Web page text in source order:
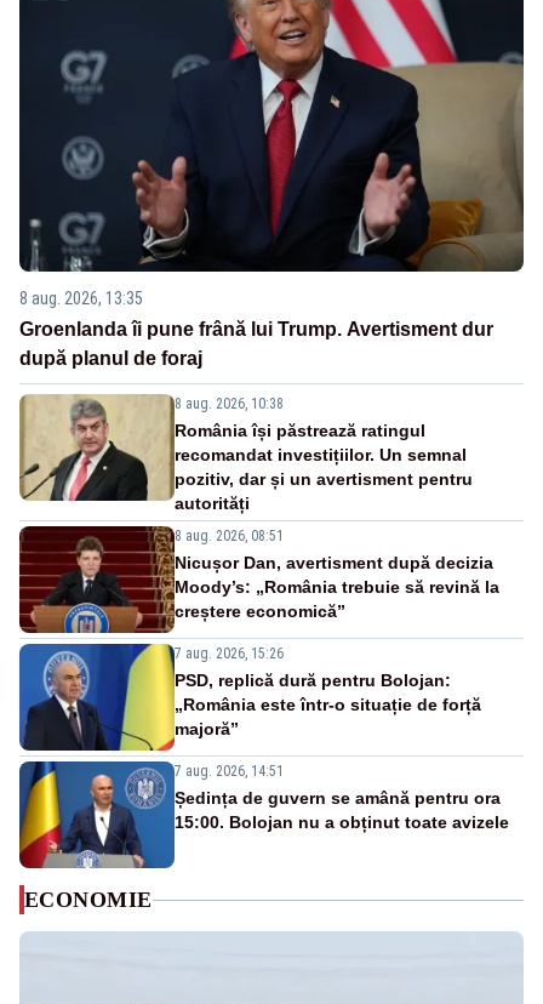
8 aug. 2026, 13:35
Groenlanda îi pune frână lui Trump. Avertisment dur
după planul de foraj
8 aug. 2026, 10:38
România își păstrează ratingul
recomandat investițiilor. Un semnal
pozitiv, dar și un avertisment pentru
autorități
8 aug. 2026, 08:51
Nicușor Dan, avertisment după decizia
Moody’s: „România trebuie să revină la
creștere economică”
7 aug. 2026, 15:26
PSD, replică dură pentru Bolojan:
„România este într-o situație de forță
majoră”
7 aug. 2026, 14:51
Ședința de guvern se amână pentru ora
15:00. Bolojan nu a obținut toate avizele
ECONOMIE